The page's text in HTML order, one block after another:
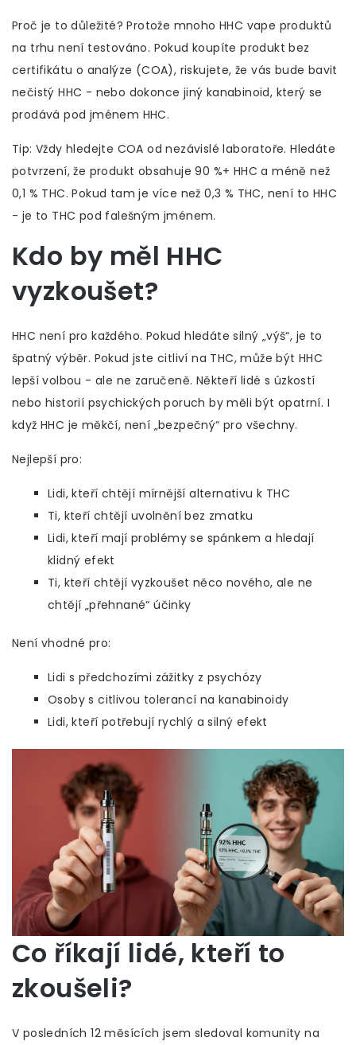
Proč je to důležité? Protože mnoho HHC vape produktů
na trhu není testováno. Pokud koupíte produkt bez
certifikátu o analýze (COA), riskujete, že vás bude bavit
nečistý HHC - nebo dokonce jiný kanabinoid, který se
prodává pod jménem HHC.
Tip: Vždy hledejte COA od nezávislé laboratoře. Hledáte
potvrzení, že produkt obsahuje 90 %+ HHC a méně než
0,1 % THC. Pokud tam je více než 0,3 % THC, není to HHC
- je to THC pod falešným jménem.
Kdo by měl HHC
vyzkoušet?
HHC není pro každého. Pokud hledáte silný „výš“, je to
špatný výběr. Pokud jste citliví na THC, může být HHC
lepší volbou - ale ne zaručeně. Někteří lidé s úzkostí
nebo historií psychických poruch by měli být opatrní. I
když HHC je měkčí, není „bezpečný“ pro všechny.
Nejlepší pro:
Lidi, kteří chtějí mírnější alternativu k THC
Ti, kteří chtějí uvolnění bez zmatku
Lidi, kteří mají problémy se spánkem a hledají
klidný efekt
Ti, kteří chtějí vyzkoušet něco nového, ale ne
chtějí „přehnané“ účinky
Není vhodné pro:
Lidi s předchozími zážitky z psychózy
Osoby s citlivou tolerancí na kanabinoidy
Lidi, kteří potřebují rychlý a silný efekt
Co říkají lidé, kteří to
zkoušeli?
V posledních 12 měsících jsem sledoval komunity na